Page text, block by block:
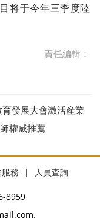
将于今年三季度陸
責任編輯：
發展大會激活産業
權威推薦
務 | 人員查詢
8959